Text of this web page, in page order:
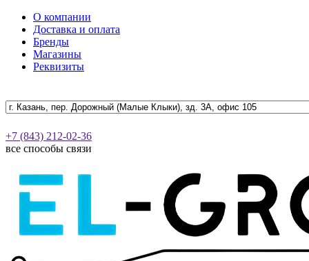
О компании
Доставка и оплата
Бренды
Магазины
Реквизиты
+7 (843) 212-02-36
все способы связи